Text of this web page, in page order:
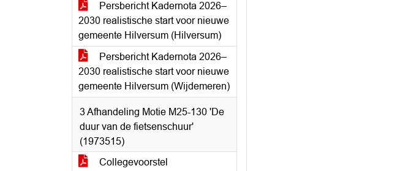
Persbericht Kadernota 2026–
2030 realistische start voor nieuwe
gemeente Hilversum (Hilversum)
Persbericht Kadernota 2026–
2030 realistische start voor nieuwe
gemeente Hilversum (Wijdemeren)
3 Afhandeling Motie M25-130 'De
duur van de fietsenschuur'
(1973515)
Collegevoorstel